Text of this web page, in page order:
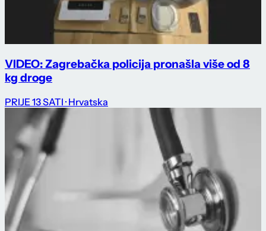
VIDEO: Zagrebačka policija pronašla više od 8
kg droge
PRIJE 13 SATI · Hrvatska